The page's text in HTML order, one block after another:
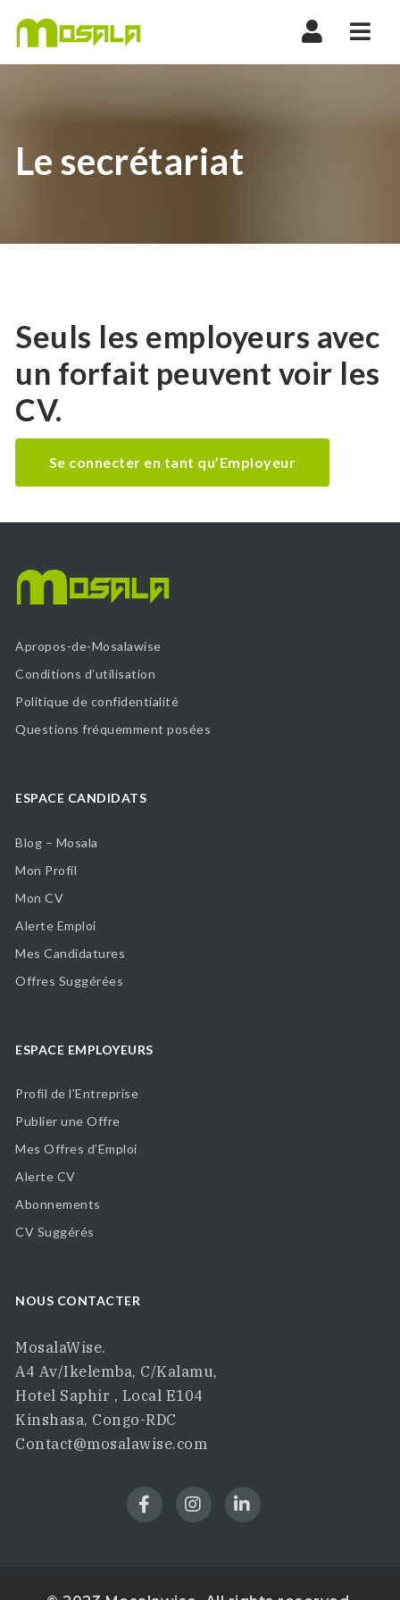
Le secrétariat
Seuls les employeurs avec
un forfait peuvent voir les
CV.
Se connecter en tant qu’Employeur
Apropos-de-Mosalawise
Conditions d’utilisation
Politique de confidentialité
Questions fréquemment posées
ESPACE CANDIDATS
Blog – Mosala
Mon Profil
Mon CV
Alerte Emploi
Mes Candidatures
Offres Suggérées
ESPACE EMPLOYEURS
Profil de l’Entreprise
Publier une Offre
Mes Offres d’Emploi
Alerte CV
Abonnements
CV Suggérés
NOUS CONTACTER
MosalaWise.
A4 Av/Ikelemba, C/Kalamu,
Hotel Saphir , Local E104
Kinshasa, Congo-RDC
Contact@mosalawise.com